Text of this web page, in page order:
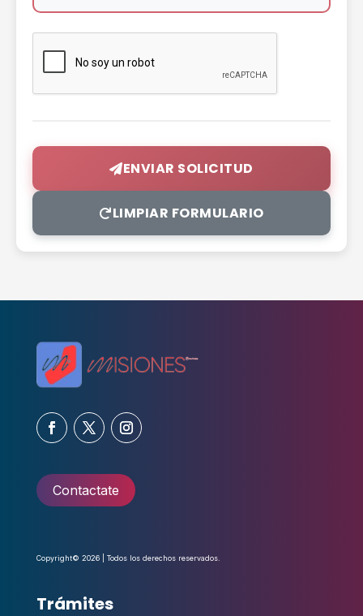
ENVIAR SOLICITUD
LIMPIAR FORMULARIO
Contactate
Copyright© 2026 | Todos los derechos reservados.
Trámites